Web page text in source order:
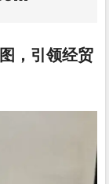
，引领经贸